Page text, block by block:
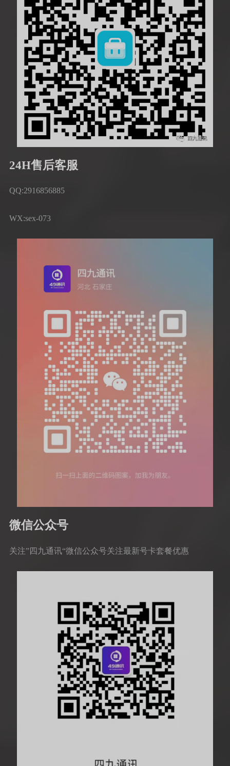
24H售后客服
QQ:2916856885
WX:sex-073
微信公众号
关注”四九通讯“微信公众号关注最新号卡套餐优惠